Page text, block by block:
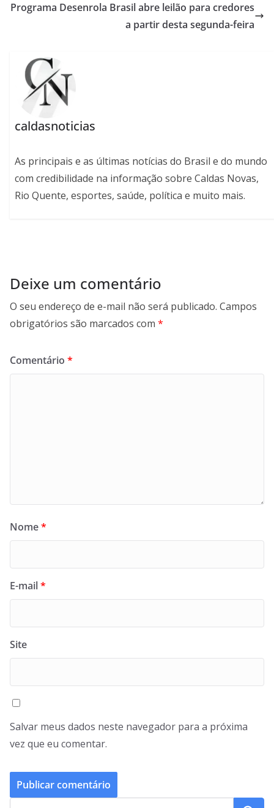
Programa Desenrola Brasil abre leilão para credores
a partir desta segunda-feira
caldasnoticias
As principais e as últimas notícias do Brasil e do mundo
com credibilidade na informação sobre Caldas Novas,
Rio Quente, esportes, saúde, política e muito mais.
Deixe um comentário
O seu endereço de e-mail não será publicado. Campos
obrigatórios são marcados com *
Comentário *
Nome*
E-mail*
Site
Salvar meus dados neste navegador para a próxima
vez que eu comentar.